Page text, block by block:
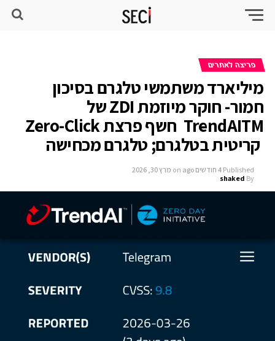
פריצה לאתרים
מיליארד משתמשי טלגרם בסיכון
חמור- חוקר מיוזמת ZDI של
TrendAITM חשף פרצת Zero-Click
קריטית בטלגרם; טלגרם מכחישה
Published 4 חודשים ago on מרץ 30, 2026
By
shaked